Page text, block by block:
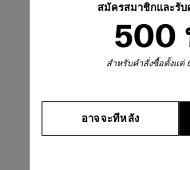
สมัครสมาชิกและรับ
500
สำหรับคำสั่งซื้อตั้งแต่
อาจจะทีหลัง
คะแนนรวม